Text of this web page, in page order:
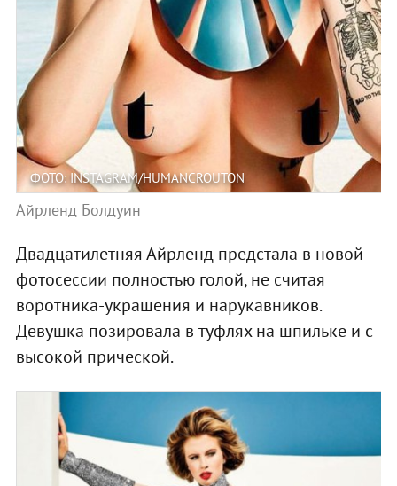
ФОТО: INSTAGRAM/HUMANCROUTON
Айрленд Болдуин
Двадцатилетняя Айрленд предстала в новой
фотосессии полностью голой, не считая
воротника-украшения и нарукавников.
Девушка позировала в туфлях на шпильке и с
высокой прической.